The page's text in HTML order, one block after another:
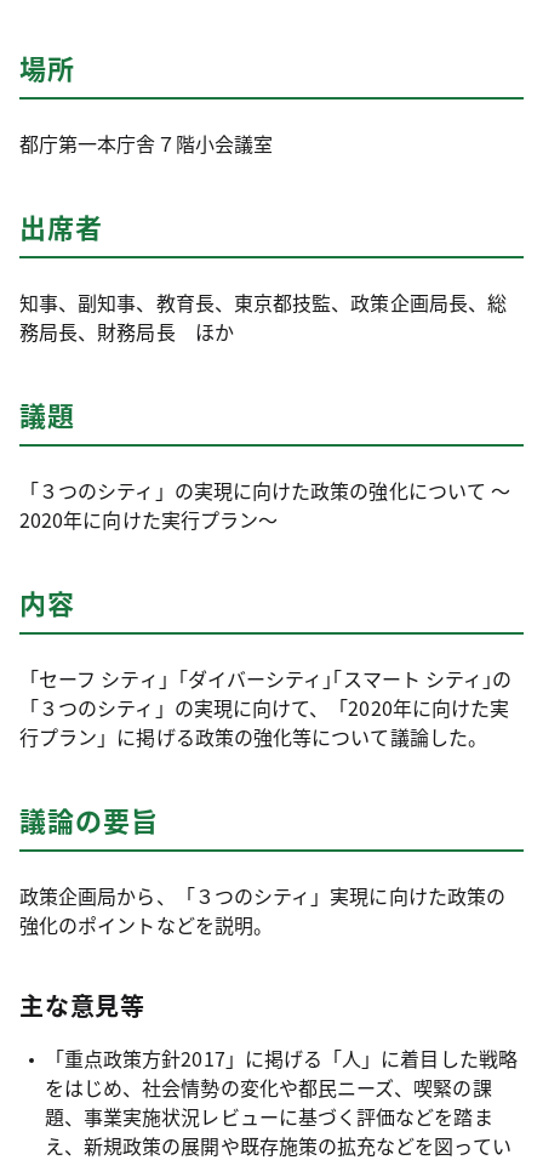
場所
都庁第一本庁舎７階小会議室
出席者
知事、副知事、教育長、東京都技監、政策企画局長、総
務局長、財務局長 ほか
議題
「３つのシティ」の実現に向けた政策の強化について ～
2020年に向けた実行プラン～
内容
「セーフ シティ」｢ダイバーシティ｣｢スマート シティ｣の
「３つのシティ」の実現に向けて、「2020年に向けた実
行プラン」に掲げる政策の強化等について議論した。
議論の要旨
政策企画局から、「３つのシティ」実現に向けた政策の
強化のポイントなどを説明。
主な意見等
「重点政策方針2017」に掲げる「人」に着目した戦略
をはじめ、社会情勢の変化や都民ニーズ、喫緊の課
題、事業実施状況レビューに基づく評価などを踏ま
え、新規政策の展開や既存施策の拡充などを図ってい